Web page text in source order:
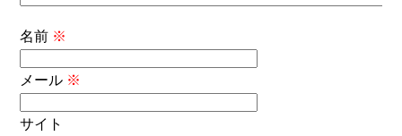
名前 ※
メール ※
サイト